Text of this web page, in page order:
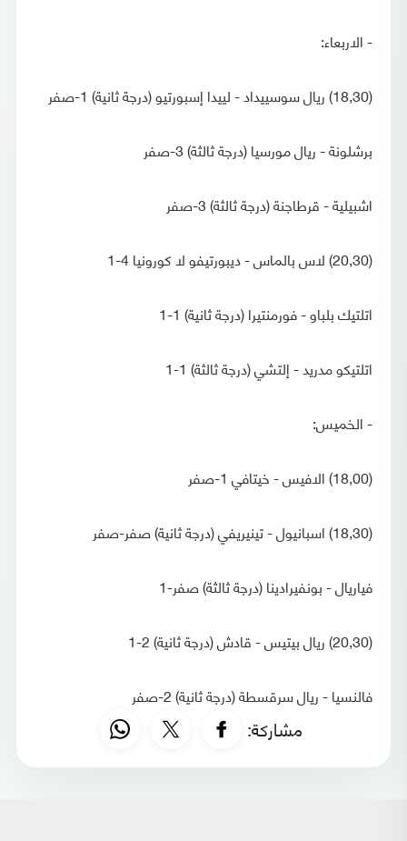
- الاربعاء:
(18,30) ريال سوسييداد - لييدا إسبورتيو (درجة ثانية) 1-صفر
برشلونة - ريال مورسيا (درجة ثالثة) 3-صفر
اشبيلية - قرطاجنة (درجة ثالثة) 3-صفر
(20,30) لاس بالماس - ديبورتيفو لا كورونيا 4-1
اتلتيك بلباو - فورمنتيرا (درجة ثانية) 1-1
اتلتيكو مدريد - إلتشي (درجة ثالثة) 1-1
- الخميس:
(18,00) الافيس - خيتافي 1-صفر
(18,30) اسبانيول - تينيريفي (درجة ثانية) صفر-صفر
فياريال - بونفيرادينا (درجة ثالثة) صفر-1
(20,30) ريال بيتيس - قادش (درجة ثانية) 2-1
فالنسيا - ريال سرقسطة (درجة ثانية) 2-صفر
مشاركة: